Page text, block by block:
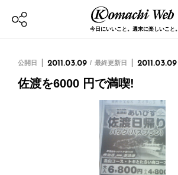
今日にいいこと。週末に楽しいこと。
公開日 2011.03.09 最終更新日 2011.03.09
佐渡を6000 円で満喫!